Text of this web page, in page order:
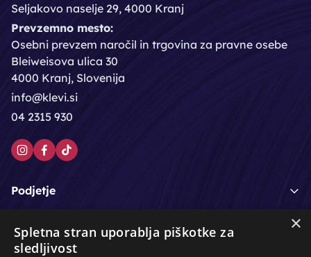
Seljakovo naselje 29, 4000 Kranj
Prevzemno mesto:
Osebni prevzem naročil in trgovina za pravne osebe
Bleiweisova ulica 30
4000 Kranj, Slovenija
info@klevi.si
04 2315 930
Podjetje
Moj račun ×
Spletna stran uporablja piškotke za
sledljivost